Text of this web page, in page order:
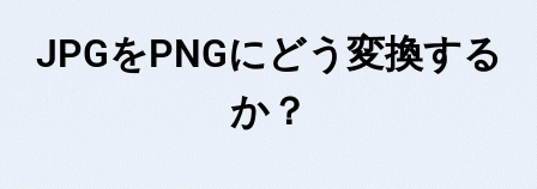
JPGをPNGにどう変換する
か？